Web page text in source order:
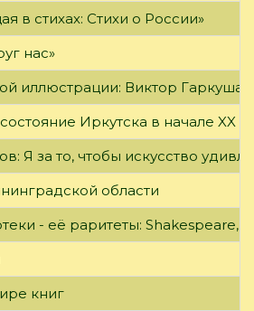
в стихах: Стихи о России»
нас»
иллюстрации: Виктор Гаркуша
Иркутска в начале XX
Я за то, чтобы искусство
области
- её раритеты: Shakespeare,
книг